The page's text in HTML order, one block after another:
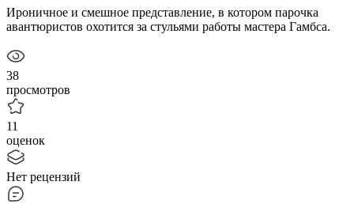
Ироничное и смешное представление, в котором парочка
авантюристов охотится за стульями работы мастера Гамбса.
38
просмотров
11
оценок
Нет рецензий